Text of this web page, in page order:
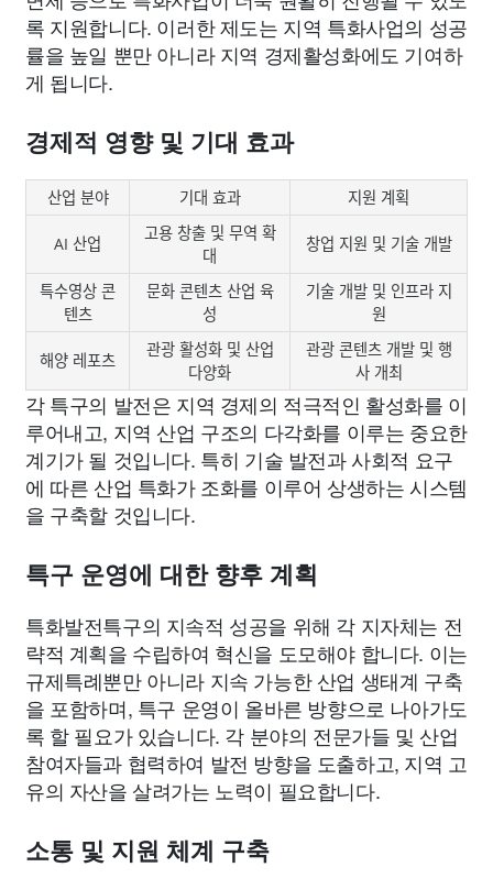
록 지원합니다. 이러한 제도는 지역 특화사업의 성공
률을 높일 뿐만 아니라 지역 경제활성화에도 기여하
게 됩니다.
경제적 영향 및 기대 효과
산업 분야 기대 효과 지원 계획
AI 산업
고용 창출 및 무역 확
대
창업 지원 및 기술 개발
특수영상 콘
텐츠
문화 콘텐츠 산업 육
성
기술 개발 및 인프라 지
원
해양 레포츠
관광 활성화 및 산업
다양화
관광 콘텐츠 개발 및 행
사 개최
각 특구의 발전은 지역 경제의 적극적인 활성화를 이
루어내고, 지역 산업 구조의 다각화를 이루는 중요한
계기가 될 것입니다. 특히 기술 발전과 사회적 요구
에 따른 산업 특화가 조화를 이루어 상생하는 시스템
을 구축할 것입니다.
특구 운영에 대한 향후 계획
특화발전특구의 지속적 성공을 위해 각 지자체는 전
략적 계획을 수립하여 혁신을 도모해야 합니다. 이는
규제특례뿐만 아니라 지속 가능한 산업 생태계 구축
을 포함하며, 특구 운영이 올바른 방향으로 나아가도
록 할 필요가 있습니다. 각 분야의 전문가들 및 산업
참여자들과 협력하여 발전 방향을 도출하고, 지역 고
유의 자산을 살려가는 노력이 필요합니다.
소통 및 지원 체계 구축